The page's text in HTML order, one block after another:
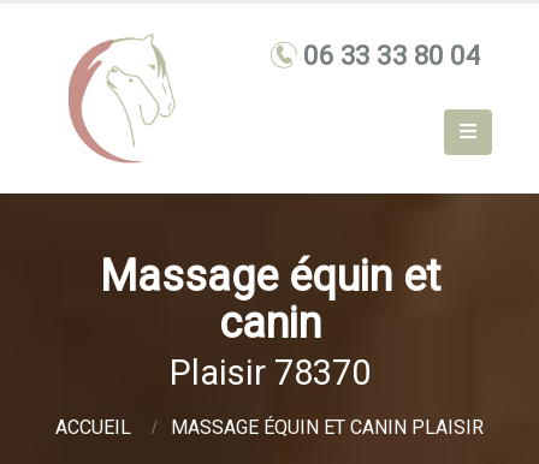
Massage équin et
canin
Plaisir 78370
ACCUEIL MASSAGE ÉQUIN ET CANIN PLAISIR